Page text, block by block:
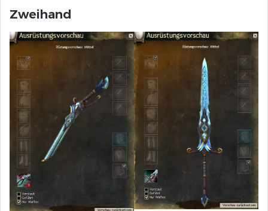
[&AgGPmQEA]
[&AgGFmQEA]
Zweihand